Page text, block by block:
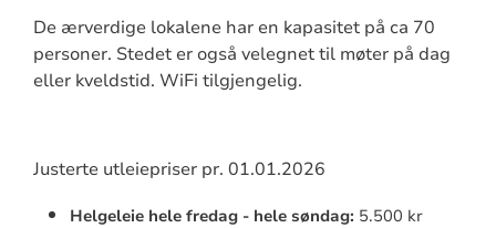
De ærverdige lokalene har en kapasitet på ca 70
personer. Stedet er også velegnet til møter på dag
eller kveldstid. WiFi tilgjengelig.
Justerte utleiepriser pr. 01.01.2026
Helgeleie hele fredag - hele søndag: 5.500 kr